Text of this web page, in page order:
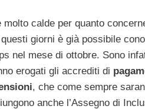
calde per quanto
giorni è già possibile
nel mese di ottobre. Sono
erogati gli accrediti di
, che come sempre
anche l’Assegno di